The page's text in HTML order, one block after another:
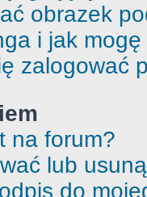
obrazek
i jak
zalogować
na forum?
lub
do